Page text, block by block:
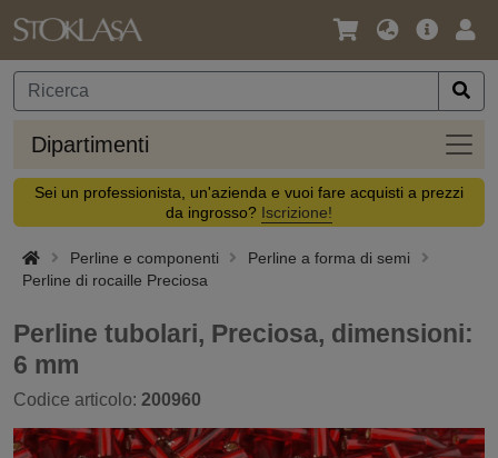
Lingua
Valuta
Offerta
Dipartimenti
Sei un professionista, un'azienda e vuoi fare acquisti a prezzi
da ingrosso? Iscrizione!
Perline e componenti
Perline a forma di semi
Perline di rocaille Preciosa
Perline tubolari, Preciosa, dimensioni:
6 mm
Codice articolo: 200960